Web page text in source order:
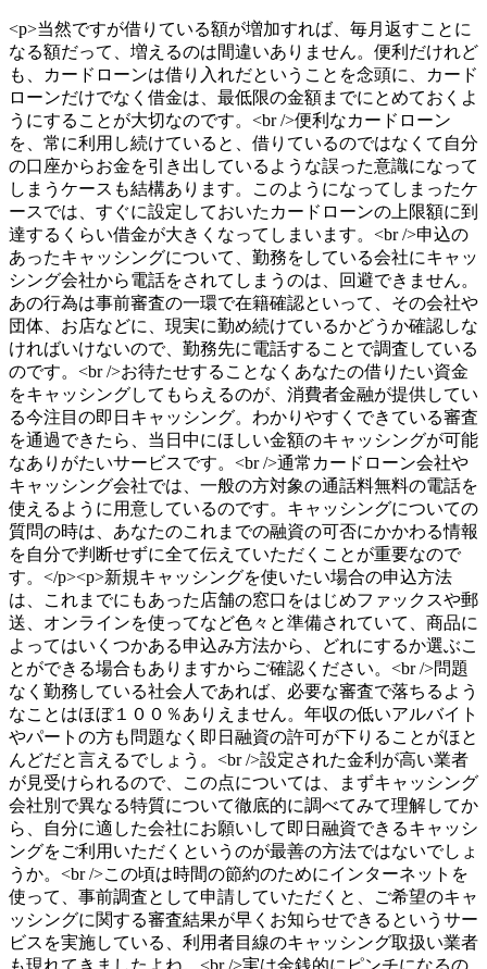
<p>当然ですが借りている額が増加すれば、毎月返すことに
なる額だって、増えるのは間違いありません。便利だけれど
も、カードローンは借り入れだということを念頭に、カード
ローンだけでなく借金は、最低限の金額までにとめておくよ
うにすることが大切なのです。<br />便利なカードローン
を、常に利用し続けていると、借りているのではなくて自分
の口座からお金を引き出しているような誤った意識になって
しまうケースも結構あります。このようになってしまったケ
ースでは、すぐに設定しておいたカードローンの上限額に到
達するくらい借金が大きくなってしまいます。<br />申込の
あったキャッシングについて、勤務をしている会社にキャッ
シング会社から電話をされてしまうのは、回避できません。
あの行為は事前審査の一環で在籍確認といって、その会社や
団体、お店などに、現実に勤め続けているかどうか確認しな
ければいけないので、勤務先に電話することで調査している
のです。<br />お待たせすることなくあなたの借りたい資金
をキャッシングしてもらえるのが、消費者金融が提供してい
る今注目の即日キャッシング。わかりやすくできている審査
を通過できたら、当日中にほしい金額のキャッシングが可能
なありがたいサービスです。<br />通常カードローン会社や
キャッシング会社では、一般の方対象の通話料無料の電話を
使えるように用意しているのです。キャッシングについての
質問の時は、あなたのこれまでの融資の可否にかかわる情報
を自分で判断せずに全て伝えていただくことが重要なので
す。</p><p>新規キャッシングを使いたい場合の申込方法
は、これまでにもあった店舗の窓口をはじめファックスや郵
送、オンラインを使ってなど色々と準備されていて、商品に
よってはいくつかある申込み方法から、どれにするか選ぶこ
とができる場合もありますからご確認ください。<br />問題
なく勤務している社会人であれば、必要な審査で落ちるよう
なことはほぼ１００％ありえません。年収の低いアルバイト
やパートの方も問題なく即日融資の許可が下りることがほと
んどだと言えるでしょう。<br />設定された金利が高い業者
が見受けられるので、この点については、まずキャッシング
会社別で異なる特質について徹底的に調べてみて理解してか
ら、自分に適した会社にお願いして即日融資できるキャッシ
ングをご利用いただくというのが最善の方法ではないでしょ
うか。<br />この頃は時間の節約のためにインターネットを
使って、事前調査として申請していただくと、ご希望のキャ
ッシングに関する審査結果が早くお知らせできるというサー
ビスを実施している、利用者目線のキャッシング取扱い業者